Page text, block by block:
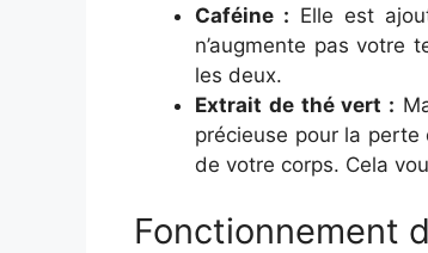
Caféine : Elle est
n’augmente pas votre
les deux.
Extrait de thé vert :
précieuse pour la perte
de votre corps. Cela
Fonctionnement